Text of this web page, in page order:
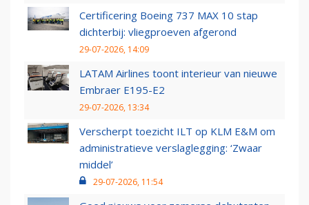
Certificering Boeing 737 MAX 10 stap
dichterbij: vliegproeven afgerond
29-07-2026, 14:09
LATAM Airlines toont interieur van nieuwe
Embraer E195-E2
29-07-2026, 13:34
Verscherpt toezicht ILT op KLM E&M om
administratieve verslaglegging: ‘Zwaar
middel’
29-07-2026, 11:54